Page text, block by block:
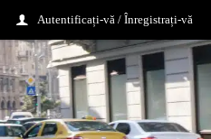
Autentificați-vă / Înregistrați-vă